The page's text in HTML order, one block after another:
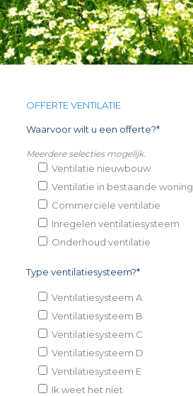
OFFERTE VENTILATIE
Waarvoor wilt u een offerte?*
Meerdere selecties mogelijk.
Ventilatie nieuwbouw
Ventilatie in bestaande woning
Commerciële ventilatie
Inregelen ventilatiesysteem
Onderhoud ventilatie
Type ventilatiesysteem?*
Ventilatiesysteem A
Ventilatiesysteem B
Ventilatiesysteem C
Ventilatiesysteem D
Ventilatiesysteem E
Ik weet het niet